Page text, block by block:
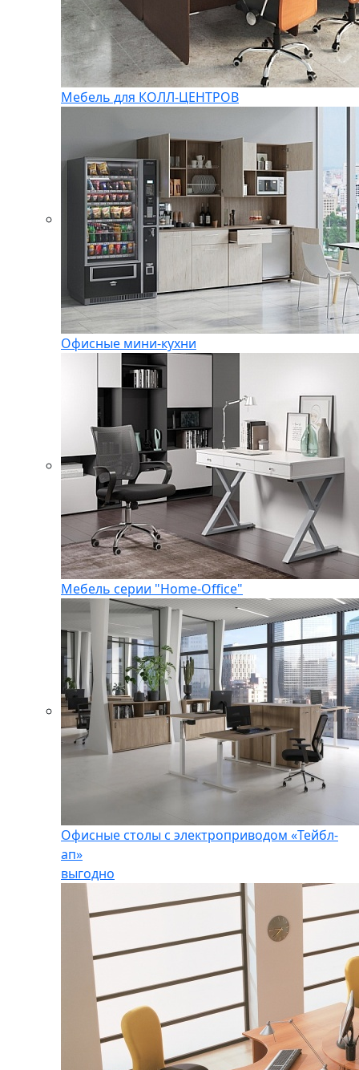
Мебель для КОЛЛ-ЦЕНТРОВ
Офисные мини-кухни
Мебель серии "Home-Office"
Офисные столы с электроприводом «Тейбл-
ап»
выгодно